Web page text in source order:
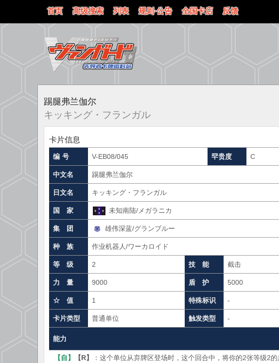
首页 高级搜索 列表 规则·公告 全国卡店 反馈
踢腿弗兰伽尔
キッキング・フランガル
卡片信息
编 号 V-EB08/045 罕贵度 C
中文名 踢腿弗兰伽尔
日文名 キッキング・フランガル
国 家 未知南陆/メガラニカ
集 团 雄伟深蓝/グランブルー
种 族 作业机器人/ワーカロイド
等 级 2 技 能 截击
力 量 9000 盾 护 5000
☆ 值 1 特殊标识 -
卡片类型 普通单位 触发类型 -
能力
【自】 【R】 ：这个单位从弃牌区登场时，这个回合中，将你的2张等级2的